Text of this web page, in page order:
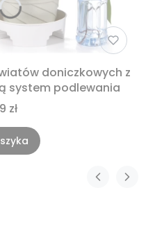
doniczkowych z
system podlewania
zł